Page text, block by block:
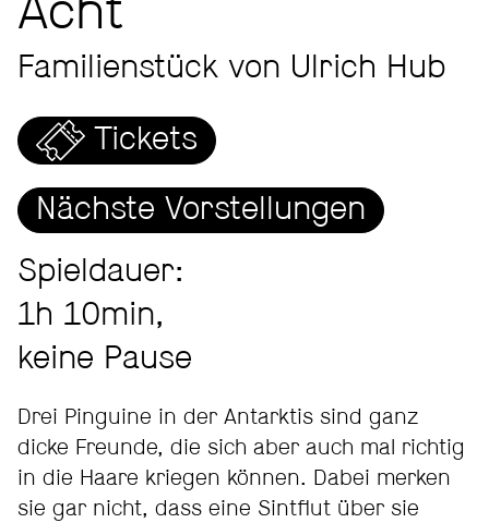
Acht
Familienstück von Ulrich Hub
Tickets
Nächste Vorstellungen
Spieldauer:
1h 10min,
keine Pause
Drei Pinguine in der Antarktis sind ganz
dicke Freunde, die sich aber auch mal richtig
in die Haare kriegen können. Dabei merken
sie gar nicht, dass eine Sintflut über sie